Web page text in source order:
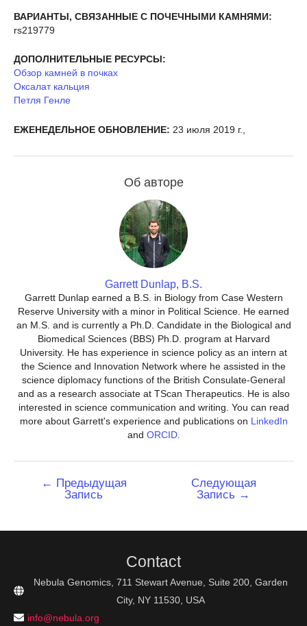
ВАРИАНТЫ, СВЯЗАННЫЕ С ПОЧЕЧНЫМИ КАМНЯМИ:
rs219779
ДОПОЛНИТЕЛЬНЫЕ РЕСУРСЫ:
Обзор камней в почках
Оксалат кальция
Петля Генле
ЕЖЕНЕДЕЛЬНОЕ ОБНОВЛЕНИЕ: 23 июля 2019 г.,
Об авторе
Garrett Dunlap, B.S.
Garrett Dunlap earned a B.S. in Biology from Case Western
Reserve University with a minor in Political Science. He earned
an M.S. and is currently a Ph.D. Candidate in the Biological and
Biomedical Sciences (BBS) Ph.D. program at Harvard
University. He has experience in science policy as an intern at
the Science and Innovation Network where he assisted in the
science diplomacy functions of the British Consulate-General
and as a research associate at TScan Therapeutics. He is also
interested in science communication and writing. You can read
more about Garrett's experience and publications on LinkedIn
and ORCID.
Навигация
← Предыдущая
Запись
Следующая
Запись →
Contact
Nebula Genomics, 711 Stewart Avenue, Suite 200, Garden
City, NY 11530, USA
info@nebula.org